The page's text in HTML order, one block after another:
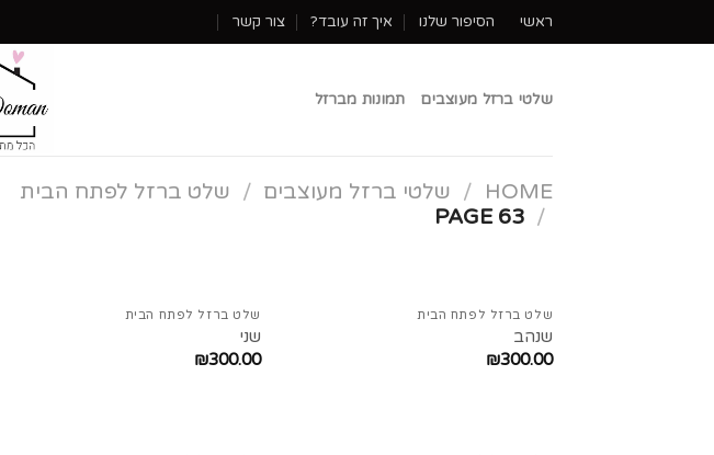
ראשי הסיפור שלנו איך זה עובד? צור קשר
שלטי ברזל מעוצבים תמונות מברזל
HOME
/ שלטי ברזל מעוצבים / שלט ברזל לפתח הבית
/
שלט ברזל לפתח הבית
שנהב
₪300.00
שלט ברזל לפתח הבית
שני
₪300.00